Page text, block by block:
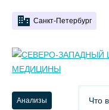
Санкт-Петербург
Анализы